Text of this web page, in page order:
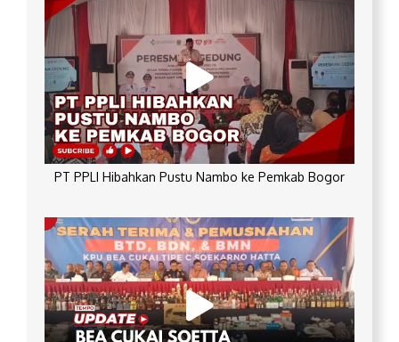
PT PPLI Hibahkan Pustu Nambo ke Pemkab Bogor